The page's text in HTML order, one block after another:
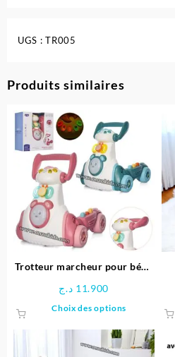
UGS :TR005
Produits similaires
Trotteur marcheur pour bébé
11.900 د.ج
Choix des options
a
plusieurs